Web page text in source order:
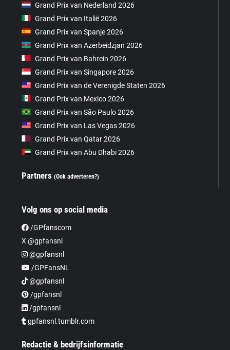
Grand Prix van Nederland 2026
Grand Prix van Italië 2026
Grand Prix van Spanje 2026
Grand Prix van Azerbeidzjan 2026
Grand Prix van Bahrein 2026
Grand Prix van Singapore 2026
Grand Prix van de Verenigde Staten 2026
Grand Prix van Mexico 2026
Grand Prix van São Paulo 2026
Grand Prix van Las Vegas 2026
Grand Prix van Qatar 2026
Grand Prix van Abu Dhabi 2026
Partners(Ook adverteren?)
Volg ons op social media
/GPfanscom
X @gpfansnl
@gpfansnl
/GPFansNL
@gpfansnl
/gpfansnl
/gpfansnl
gpfansnl.tumblr.com
Redactie & bedrijfsinformatie